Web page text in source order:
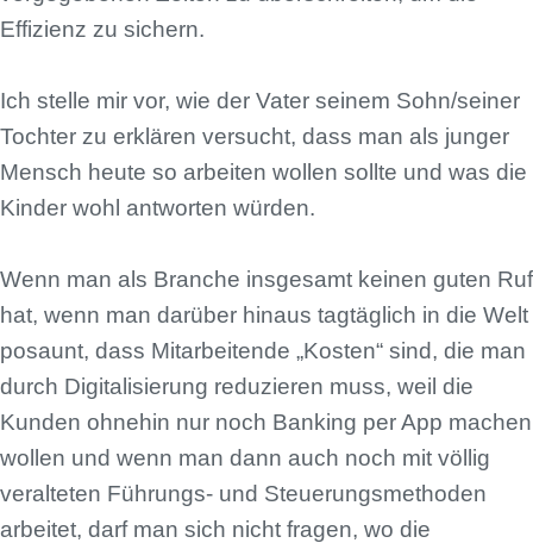
Effizienz zu sichern.
Ich stelle mir vor, wie der Vater seinem Sohn/seiner
Tochter zu erklären versucht, dass man als junger
Mensch heute so arbeiten wollen sollte und was die
Kinder wohl antworten würden.
Wenn man als Branche insgesamt keinen guten Ruf
hat, wenn man darüber hinaus tagtäglich in die Welt
posaunt, dass Mitarbeitende „Kosten“ sind, die man
durch Digitalisierung reduzieren muss, weil die
Kunden ohnehin nur noch Banking per App machen
wollen und wenn man dann auch noch mit völlig
veralteten Führungs- und Steuerungsmethoden
arbeitet, darf man sich nicht fragen, wo die